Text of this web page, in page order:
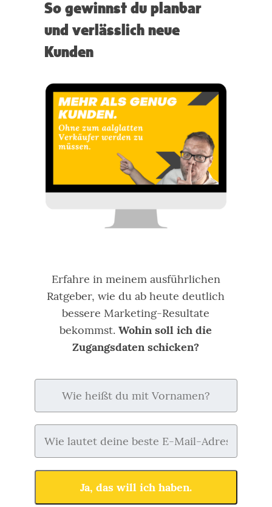
So gewinnst du planbar
und verlässlich neue
Kunden
Erfahre in meinem ausführlichen
Ratgeber, wie du ab heute deutlich
bessere Marketing-Resultate
bekommst.Wohin soll ich die
Zugangsdaten schicken?
Ja, das will ich haben.